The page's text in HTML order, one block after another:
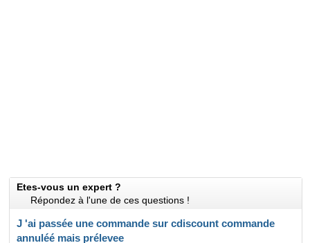
Etes-vous un expert ?
Répondez à l'une de ces questions !
J 'ai passée une commande sur cdiscount commande
annuléé mais prélevee